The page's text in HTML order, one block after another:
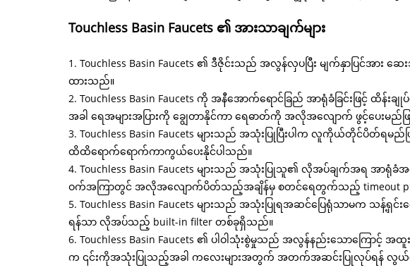
Touchless Basin Faucets ၏ အားသာချက်များ
1. Touchless Basin Faucets ၏ ဒီဇိုင်းသည် အလွန်လှပပြီး မျက်နှာပြင်အာ
ထားသည်။
2. Touchless Basin Faucets ကို အနီအောက်ရောင်ခြည် အာရုံခံခြင်းဖြင့်
အခါ ရေအများအပြားကို ချွေတာနိုင်ကာ ရေဓာတ်ကို အလိုအလျောက် ဖွင့်ပေးမည်
3. Touchless Basin Faucets များသည် အသုံးပြုပြီးပါက လူကိုယ်တိုင်ပိတ်ရမည်ဖ
ထိထိရောက်ရောက်ကာကွယ်ပေးနိုင်ပါသည်။
4. Touchless Basin Faucets များသည် အသုံးပြုသူ၏ လိုအပ်ချက်အရ အာရုံ
ဝက်အကြာတွင် အလိုအလျောက်ပိတ်သည့်အချိန်မှ စတင်ရေတွက်သည့် timeout
5. Touchless Basin Faucets များသည် အသုံးပြုရအဆင်ပြေရုံသာမက သ
ရန်သာ လိုအပ်သည့် built-in filter တစ်ခုရှိသည်။
6. Touchless Basin Faucets ၏ ပါဝါသုံးစွဲမှုသည် အလွန်နည်းသောကြောင့်
က ၎င်းကိုအသုံးပြုသည့်အခါ ကလေးများအတွက် အတက်အဆင်းပြုလုပ်ရန် လွယ်ကူသည်